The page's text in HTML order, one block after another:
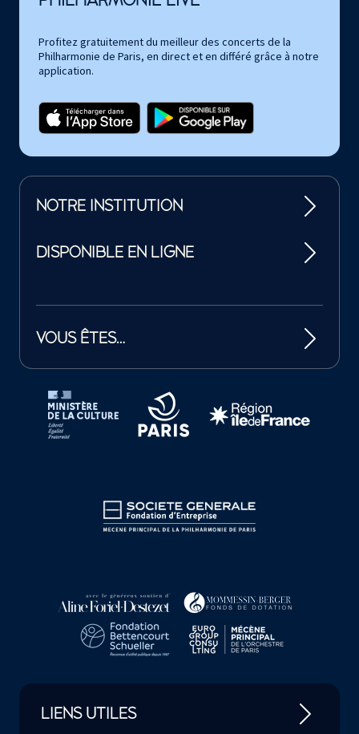
Profitez gratuitement du meilleur des concerts de la
Philharmonie de Paris, en direct et en différé grâce à notre
application.
NOTRE INSTITUTION
DISPONIBLE EN LIGNE
VOUS ÊTES…
Tutelles et mécènes de la Philharmonie de Paris
LIENS UTILES